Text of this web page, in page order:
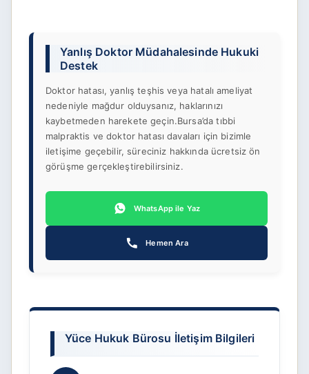
zorunludur. Mahkeme bu raporlara
Yanlış Doktor Müdahalesinde Hukuki
Destek
Doktor hatası, yanlış teşhis veya hatalı ameliyat
nedeniyle mağdur olduysanız, haklarınızı
kaybetmeden harekete geçin.Bursa’da tıbbi
malpraktis ve doktor hatası davaları için bizimle
iletişime geçebilir, süreciniz hakkında ücretsiz ön
görüşme gerçekleştirebilirsiniz.
WhatsApp ile Yaz
Hemen Ara
Yüce Hukuk Bürosu İletişim Bilgileri